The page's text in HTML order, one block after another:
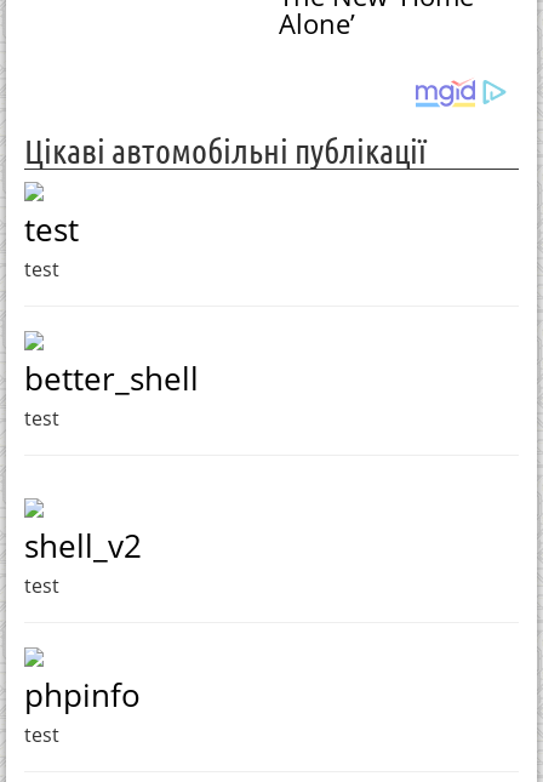
Alone’
Цікаві автомобільні публікації
test
test
better_shell
test
shell_v2
test
phpinfo
test